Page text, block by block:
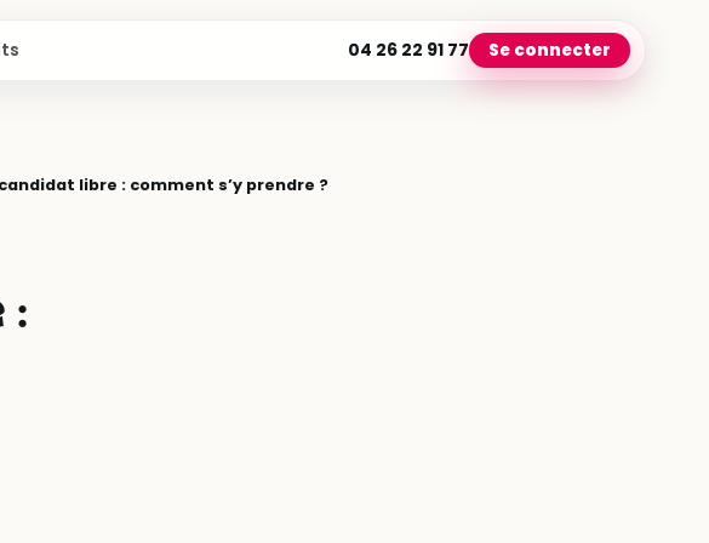
04 26 22 91 77 Se connecter
libre : comment s’y prendre ?
: